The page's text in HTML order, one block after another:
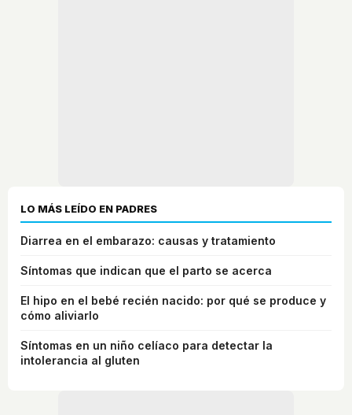
LO MÁS LEÍDO EN PADRES
Diarrea en el embarazo: causas y tratamiento
Síntomas que indican que el parto se acerca
El hipo en el bebé recién nacido: por qué se produce y
cómo aliviarlo
Síntomas en un niño celíaco para detectar la
intolerancia al gluten